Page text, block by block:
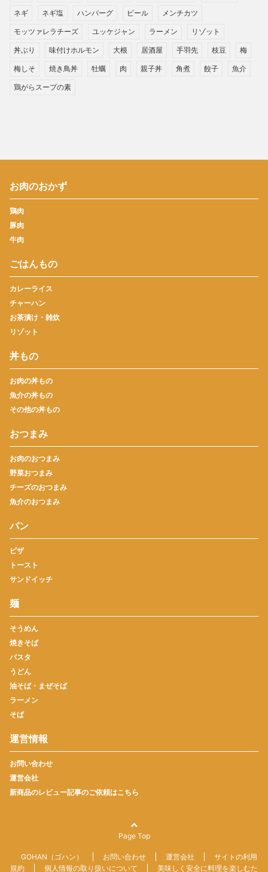
ネギ ネギ塩 ハンバーグ ビール メンチカツ
モッツァレラチーズ ユッケジャン ラーメン リゾット
丼ぶり 味付けホルモン 大根 居酒屋 手羽先 枝豆 梅
梅しそ 焼き鳥丼 牡蠣 肉 親子丼 角煮 餃子 魚介
鶏がらスープの素
お肉のおかず
鶏肉
豚肉
牛肉
ごはんもの
カレーライス
チャーハン
お茶漬け・雑炊
リゾット
丼もの
お肉の丼もの
魚介の丼もの
その他の丼もの
おつまみ
お肉のおつまみ
野菜おつまみ
チーズのおつまみ
魚介のおつまみ
パン
ピザ
トースト
サンドイッチ
麺
そうめん
焼きそば
パスタ
うどん
油そば・まぜそば
ラーメン
そば
運営情報
お問い合わせ
運営会社
新商品のレビュー記事のご依頼はこちら
Page Top
GOHAN（ゴハン） お問い合わせ 運営会社
サイトの利用
規約
個人情報の取り扱いについて 美味しく安全に料理を楽しむた